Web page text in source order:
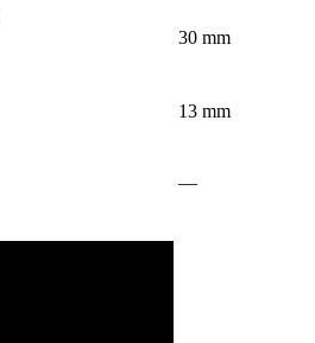
30 mm
13 mm
—